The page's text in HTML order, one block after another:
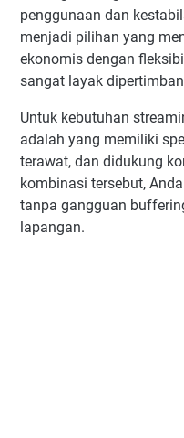
penggunaan dan
menjadi pilihan yang
ekonomis dengan
sangat layak
Untuk kebutuhan
adalah yang memiliki
terawat, dan didukung
kombinasi tersebut,
tanpa gangguan
lapangan.